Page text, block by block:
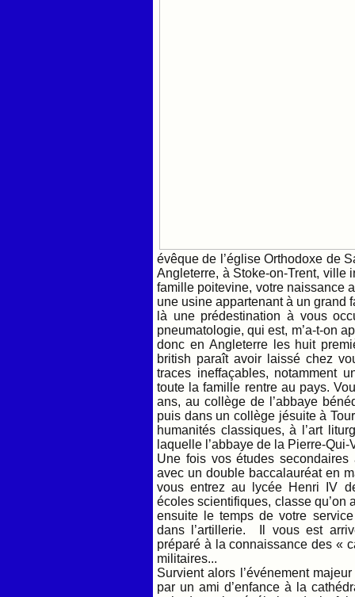
évêque de l’église Orthodoxe de
Angleterre, à Stoke-on-Trent, ville
famille poitevine, votre naissance
une usine appartenant à un grand
là une prédestination à vous
pneumatologie, qui est, m’a-t-on
donc en Angleterre les huit
british paraît avoir laissé chez
traces ineffaçables, notamment
toute la famille rentre au pays.
ans, au collège de l’abbaye
puis dans un collège jésuite à
humanités classiques, à l’art
laquelle l’abbaye de la Pierre-Qui-
Une fois vos études
avec un double baccalauréat en
vous entrez au lycée Henri IV
écoles scientifiques, classe qu’on
ensuite le temps de votre
dans l’artillerie. Il vous est
préparé à la connaissance des «
militaires...
Survient alors l’événement
par un ami d’enfance à la